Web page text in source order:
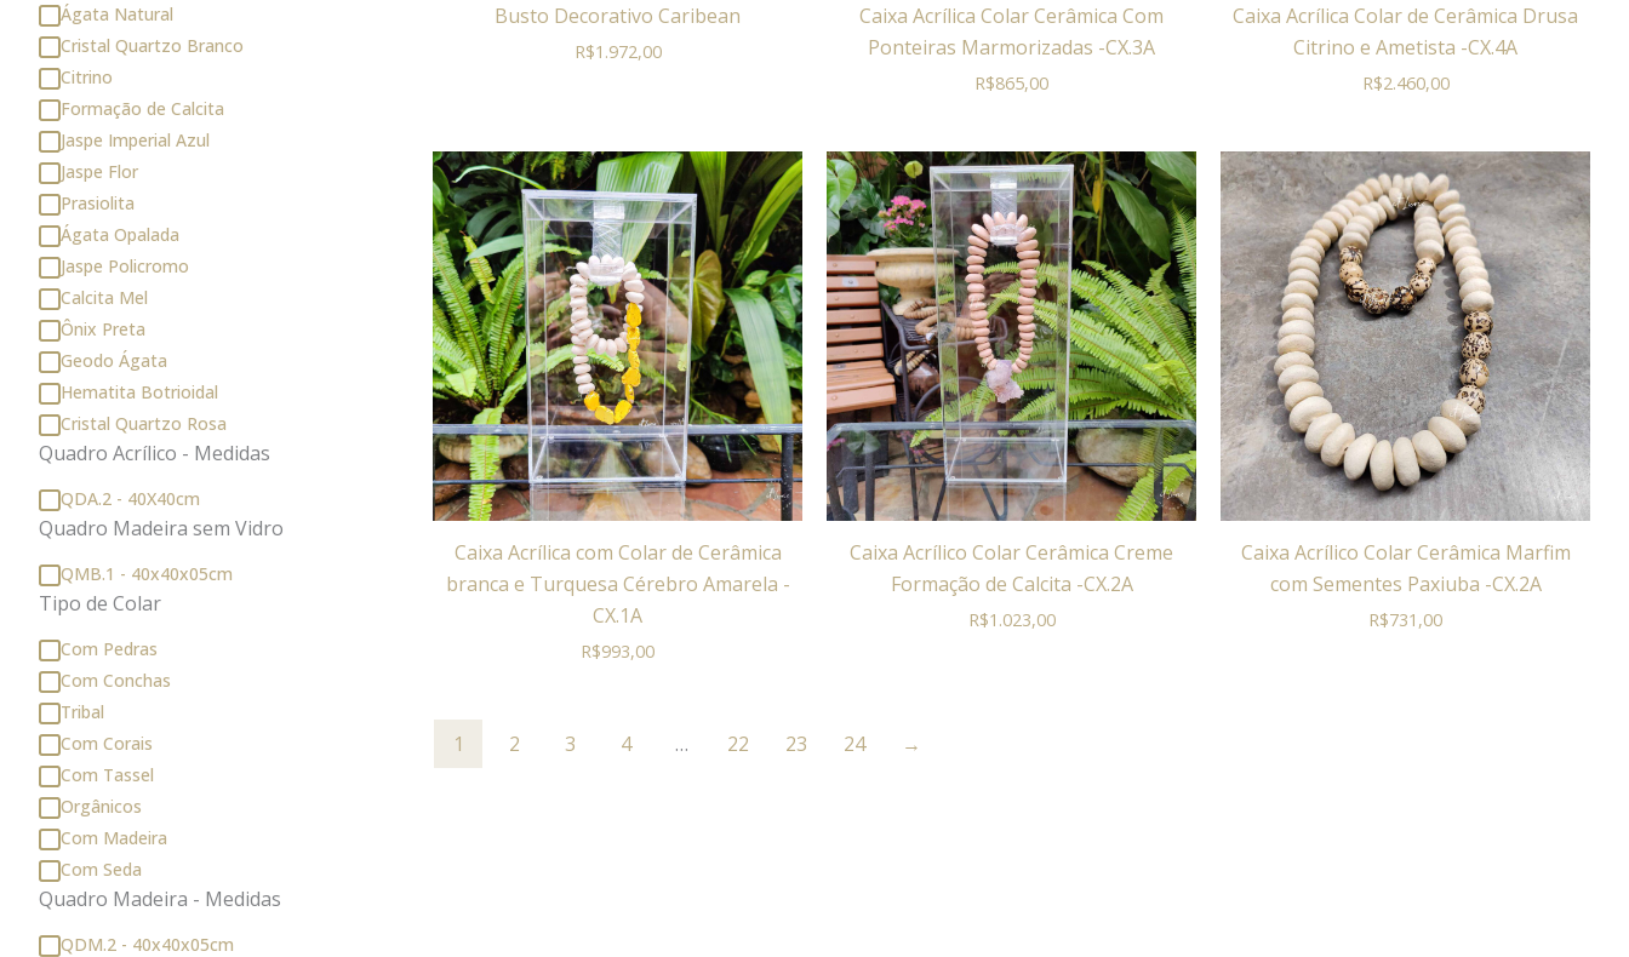
Ágata Natural
Cristal Quartzo Branco
Citrino
Formação de Calcita
Jaspe Imperial Azul
Jaspe Flor
Prasiolita
Ágata Opalada
Jaspe Policromo
Calcita Mel
Ônix Preta
Geodo Ágata
Hematita Botrioidal
Cristal Quartzo Rosa
Quadro Acrílico - Medidas
QDA.2 - 40X40cm
Quadro Madeira sem Vidro
QMB.1 - 40x40x05cm
Tipo de Colar
Com Pedras
Com Conchas
Tribal
Com Corais
Com Tassel
Orgânicos
Com Madeira
Com Seda
Quadro Madeira - Medidas
QDM.2 - 40x40x05cm
Busto Decorativo Caribean
R$1.972,00
Caixa Acrílica Colar Cerâmica Com
Ponteiras Marmorizadas -CX.3A
R$865,00
Caixa Acrílica Colar de Cerâmica Drusa
Citrino e Ametista -CX.4A
R$2.460,00
Caixa Acrílica com Colar de Cerâmica
branca e Turquesa Cérebro Amarela -
CX.1A
R$993,00
Caixa Acrílico Colar Cerâmica Creme
Formação de Calcita -CX.2A
R$1.023,00
Caixa Acrílico Colar Cerâmica Marfim
com Sementes Paxiuba -CX.2A
R$731,00
1 2 3 4 … 22 23 24 →